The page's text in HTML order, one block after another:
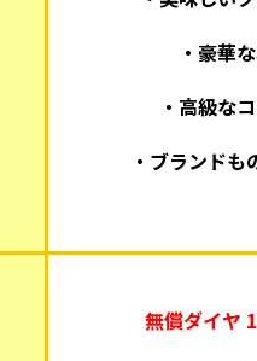
・豪華
・高級な
・ブランドも
無償ダイヤ